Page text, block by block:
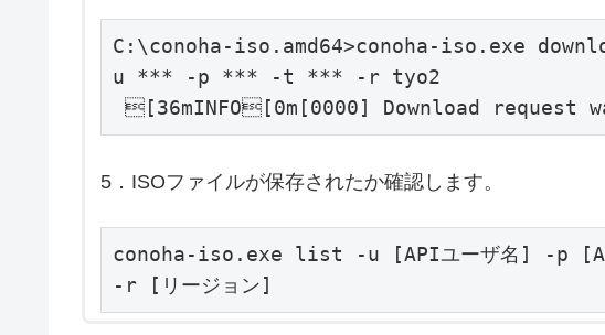
C:\conoha-iso.amd64>conoha-iso.exe
u *** -p *** -t *** -r tyo2
[36mINFO[0m[0000] Download request
5．ISOファイルが保存されたか確認します。
conoha-iso.exe list -u [APIユーザ名] -p
-r [リージョン]